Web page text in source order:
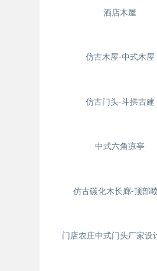
酒店木屋
仿古木屋-中式木屋
仿古门头-斗拱古建
中式六角凉亭
仿古碳化木长廊-顶部
门店农庄中式门头厂家设